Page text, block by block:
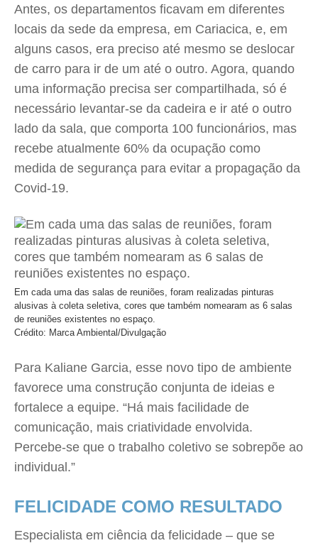
Antes, os departamentos ficavam em diferentes
locais da sede da empresa, em Cariacica, e, em
alguns casos, era preciso até mesmo se deslocar
de carro para ir de um até o outro. Agora, quando
uma informação precisa ser compartilhada, só é
necessário levantar-se da cadeira e ir até o outro
lado da sala, que comporta 100 funcionários, mas
recebe atualmente 60% da ocupação como
medida de segurança para evitar a propagação da
Covid-19.
Em cada uma das salas de reuniões, foram realizadas pinturas
alusivas à coleta seletiva, cores que também nomearam as 6 salas
de reuniões existentes no espaço.
Crédito: Marca Ambiental/Divulgação
Para Kaliane Garcia, esse novo tipo de ambiente
favorece uma construção conjunta de ideias e
fortalece a equipe. “Há mais facilidade de
comunicação, mais criatividade envolvida.
Percebe-se que o trabalho coletivo se sobrepõe ao
individual.”
FELICIDADE COMO RESULTADO
Especialista em ciência da felicidade – que se